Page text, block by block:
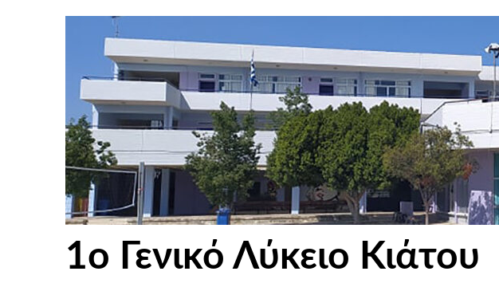
1ο Γενικό Λύκειο Κιάτου